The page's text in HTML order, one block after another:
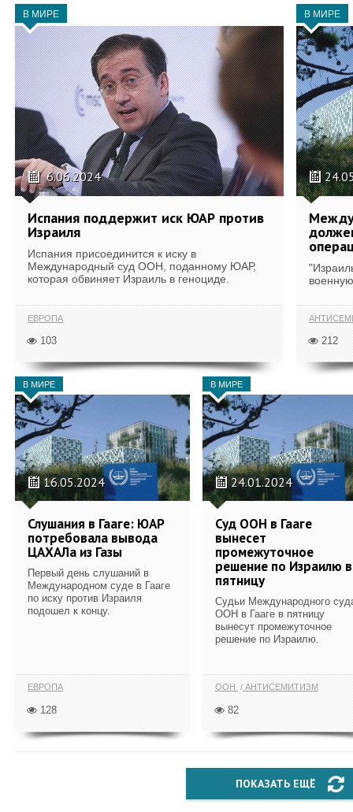
В МИРЕ
6.06.2024
Испания поддержит иск ЮАР против
Израиля
Испания присоединится к иску в
Международный суд ООН, поданному ЮАР,
которая обвиняет Израиль в геноциде.
ЕВРОПА
103
В МИРЕ
212
В МИРЕ
16.05.2024
Слушания в Гааге: ЮАР
потребовала вывода
ЦАХАЛа из Газы
Первый день слушаний в
Международном суде в Гааге
по иску против Израиля
подошел к концу.
ЕВРОПА
128
В МИРЕ
24.01.2024
Суд ООН в Гааге
вынесет
промежуточное
решение по Израилю в
пятницу
Судьи Международного
ООН в Гааге в пятницу
вынесут промежуточное
решение по Израилю.
ООН АНТИСЕМИТИЗМ
82
ПОКАЗАТЬ ЕЩЁ